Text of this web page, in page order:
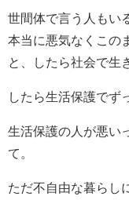
世間体で言う人もい
本当に悪気なくこの
と、したら社会で生
したら生活保護でず
生活保護の人が悪い
て。
ただ不自由な暮らし